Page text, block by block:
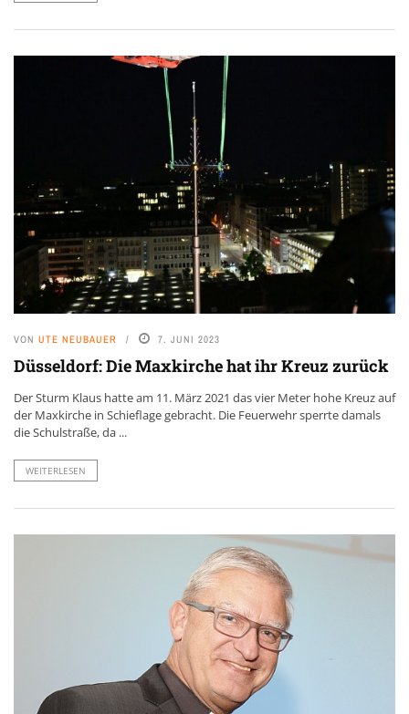
VON UTE NEUBAUER 7. JUNI 2023
Düsseldorf: Die Maxkirche hat ihr Kreuz zurück
Der Sturm Klaus hatte am 11. März 2021 das vier Meter hohe Kreuz auf
der Maxkirche in Schieflage gebracht. Die Feuerwehr sperrte damals
die Schulstraße, da ...
WEITERLESEN